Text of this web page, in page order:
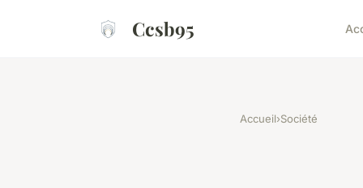
Ccsb95
Accueil›Société